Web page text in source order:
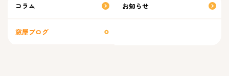
コラム お知らせ
窓屋ブログ